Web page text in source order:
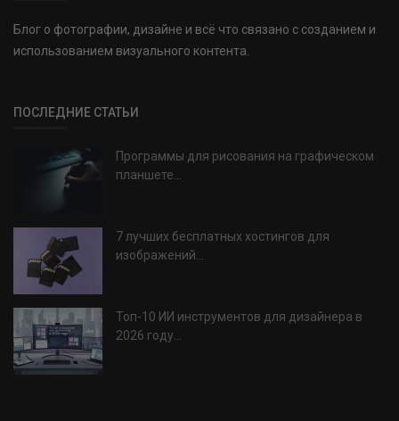
Блог о фотографии, дизайне и всё что связано с созданием и
использованием визуального контента.
ПОСЛЕДНИЕ СТАТЬИ
Программы для рисования на графическом
планшете...
7 лучших бесплатных хостингов для
изображений...
Топ-10 ИИ инструментов для дизайнера в
2026 году...